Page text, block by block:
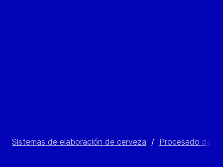
Sistemas de elaboración de cerveza / Procesado de